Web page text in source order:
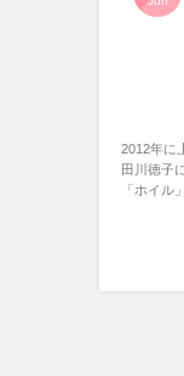
2012年に
田川徳子
「ホイル